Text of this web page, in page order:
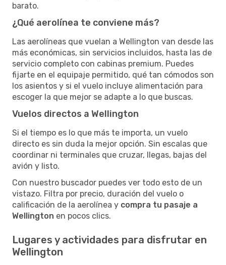
barato.
¿Qué aerolínea te conviene más?
Las aerolíneas que vuelan a Wellington van desde las
más económicas, sin servicios incluidos, hasta las de
servicio completo con cabinas premium. Puedes
fijarte en el equipaje permitido, qué tan cómodos son
los asientos y si el vuelo incluye alimentación para
escoger la que mejor se adapte a lo que buscas.
Vuelos directos a Wellington
Si el tiempo es lo que más te importa, un vuelo
directo es sin duda la mejor opción. Sin escalas que
coordinar ni terminales que cruzar, llegas, bajas del
avión y listo.
Con nuestro buscador puedes ver todo esto de un
vistazo. Filtra por precio, duración del vuelo o
calificación de la aerolínea y compra tu pasaje a
Wellington en pocos clics.
Lugares y actividades para disfrutar en
Wellington